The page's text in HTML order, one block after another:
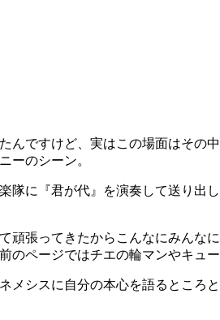
んですけど、実はこの場面はそ
ーのシーン。
に『君が代』を演奏して送り出
頑張ってきたからこんなにみん
ページではチエの輪マンやキュ
シスに自分の本心を語るところ